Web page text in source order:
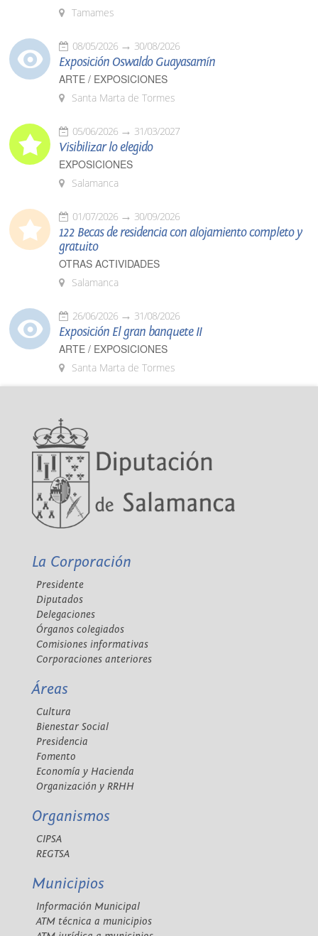
Tamames
08/05/2026 30/08/2026
Exposición Oswaldo Guayasamín
ARTE / EXPOSICIONES
Santa Marta de Tormes
05/06/2026 31/03/2027
Visibilizar lo elegido
EXPOSICIONES
Salamanca
01/07/2026 30/09/2026
122 Becas de residencia con alojamiento completo y
gratuito
OTRAS ACTIVIDADES
Salamanca
26/06/2026 31/08/2026
Exposición El gran banquete II
ARTE / EXPOSICIONES
Santa Marta de Tormes
La Corporación
Presidente
Diputados
Delegaciones
Órganos colegiados
Comisiones informativas
Corporaciones anteriores
Áreas
Cultura
Bienestar Social
Presidencia
Fomento
Economía y Hacienda
Organización y RRHH
Organismos
CIPSA
REGTSA
Municipios
Información Municipal
ATM técnica a municipios